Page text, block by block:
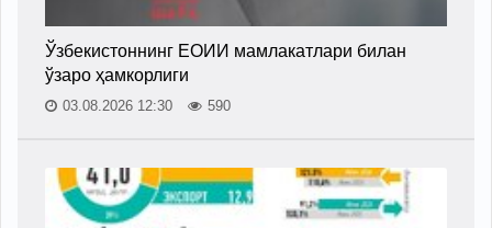
Ўзбекистоннинг ЕОИИ мамлакатлари билан
ўзаро ҳамкорлиги
03.08.2026 12:30 590